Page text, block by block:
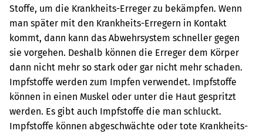
Stoffe, um die Krankheits-Erreger zu bekämpfen. Wenn
man später mit den Krankheits-Erregern in Kontakt
kommt, dann kann das Abwehrsystem schneller gegen
sie vorgehen. Deshalb können die Erreger dem Körper
dann nicht mehr so stark oder gar nicht mehr schaden.
Impfstoffe werden zum Impfen verwendet. Impfstoffe
können in einen Muskel oder unter die Haut gespritzt
werden. Es gibt auch Impfstoffe die man schluckt.
Impfstoffe können abgeschwächte oder tote Krankheits-